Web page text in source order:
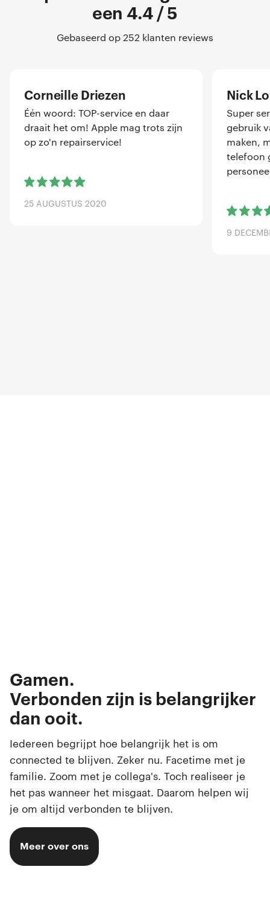
een 4.4 / 5
Gebaseerd op 252 klanten reviews
Corneille Driezen
Één woord: TOP-service en daar
draait het om! Apple mag trots zijn
op zo'n repairservice!
25 AUGUSTUS 2020
Nick
Super
gebruik
maken,
telefoon
9
Gamen.
Browsen.
Swipen.
Selfies maken.
Verbonden zijn is belangrijker
dan ooit.
Iedereen begrijpt hoe belangrijk het is om
connected te blijven. Zeker nu. Facetime met je
familie. Zoom met je collega's. Toch realiseer je
het pas wanneer het misgaat. Daarom helpen wij
je om altijd verbonden te blijven.
Meer over ons